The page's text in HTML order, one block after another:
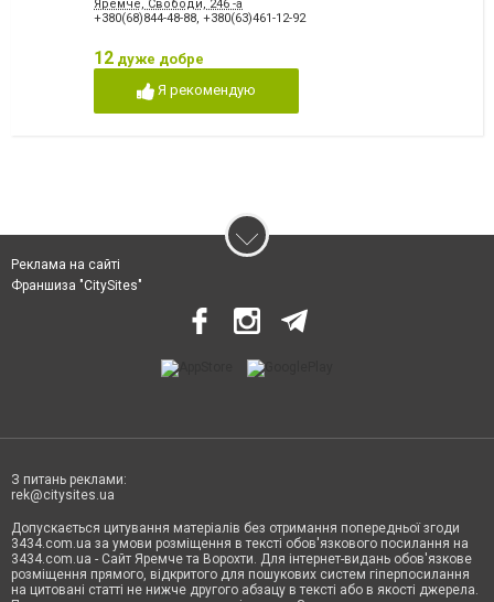
Яремче, Свободи, 246 -а
+380(68)844-48-88, +380(63)461-12-92
12 дуже добре
Я рекомендую
Реклама на сайті
Франшиза "CitySites"
З питань реклами:
rek@citysites.ua
Допускається цитування матеріалів без отримання попередньої згоди
3434.com.ua за умови розміщення в тексті обов'язкового посилання на
3434.com.ua - Сайт Яремче та Ворохти. Для інтернет-видань обов'язкове
розміщення прямого, відкритого для пошукових систем гіперпосилання
на цитовані статті не нижче другого абзацу в тексті або в якості джерела.